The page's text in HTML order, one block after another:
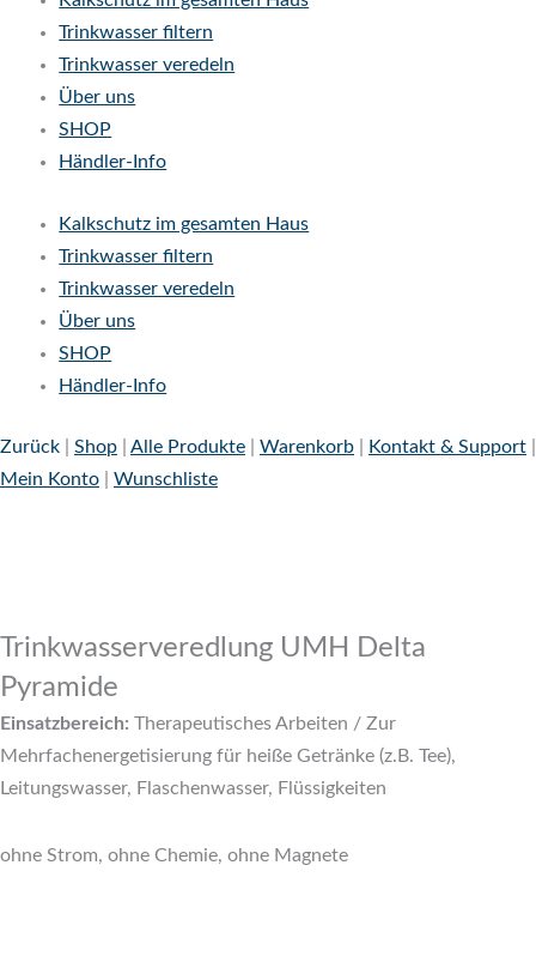
Trinkwasser filtern
Trinkwasser veredeln
Über uns
SHOP
Händler-Info
Kalkschutz im gesamten Haus
Trinkwasser filtern
Trinkwasser veredeln
Über uns
SHOP
Händler-Info
Zurück Shop Alle Produkte Warenkorb Kontakt & Support
Mein Konto
Wunschliste
Trinkwasserveredlung UMH Delta
Pyramide
Einsatzbereich: Therapeutisches Arbeiten / Zur
Mehrfachenergetisierung für heiße Getränke (z.B. Tee),
Leitungswasser, Flaschenwasser, Flüssigkeiten
ohne Strom, ohne Chemie, ohne Magnete